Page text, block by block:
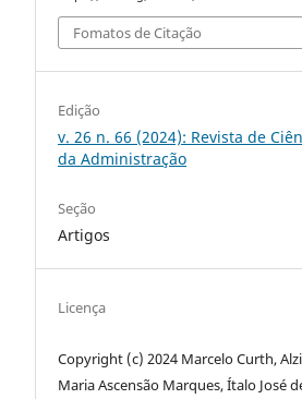
Fomatos de Citação
Edição
v. 26 n. 66 (2024): Revista de
da Administração
Seção
Artigos
Licença
Copyright (c) 2024 Marcelo Curth,
Maria Ascensão Marques, Ítalo José